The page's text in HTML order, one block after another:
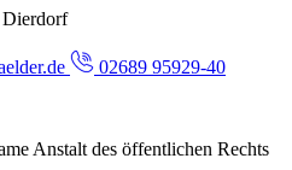
Dierdorf
02689 95929-40
Anstalt des öffentlichen Rechts